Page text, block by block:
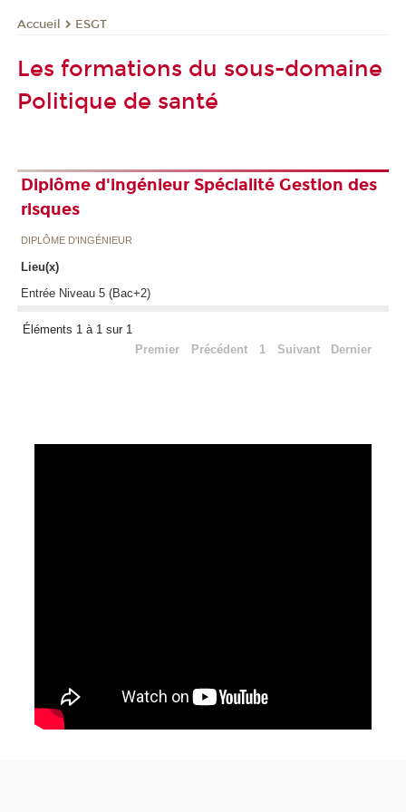
Accueil ESGT
Les formations du sous-domaine
Politique de santé
Diplôme d'ingénieur Spécialité Gestion des
risques
DIPLÔME D'INGÉNIEUR
Lieu(x)
Entrée Niveau 5 (Bac+2)
Éléments 1 à 1 sur 1
Premier
Précédent 1 Suivant Dernier